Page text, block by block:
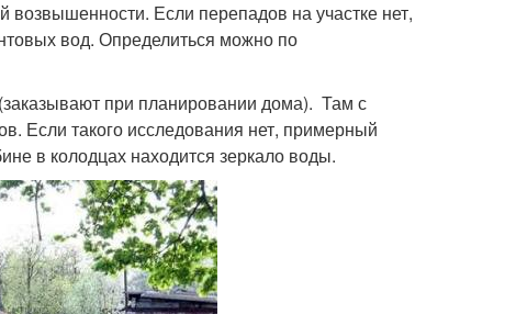
Если перепадов на участке нет,
вод. Определиться можно по
при планировании дома). Там с
Если такого исследования нет, примерный
в колодцах находится зеркало воды.